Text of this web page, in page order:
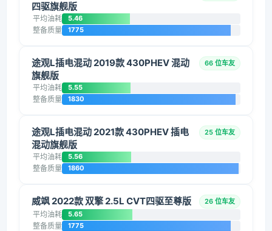
四驱旗舰版
平均油耗 5.46
整备质量 1775
途观L插电混动 2019款 430PHEV 混动
旗舰版
66 位车友
平均油耗 5.55
整备质量 1830
途观L插电混动 2021款 430PHEV 插电
混动旗舰版
25 位车友
平均油耗 5.56
整备质量 1860
威飒 2022款 双擎 2.5L CVT四驱至尊版 26 位车友
平均油耗 5.65
整备质量 1775